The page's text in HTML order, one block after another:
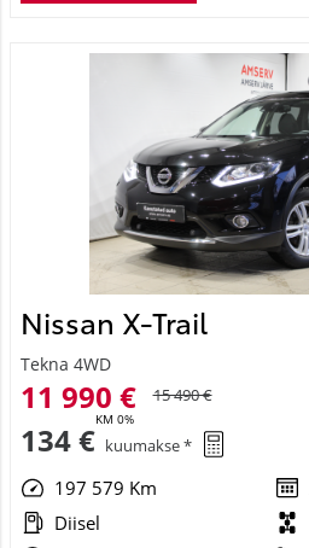
Nissan X-Trail
Tekna 4WD
11 990 €
KM 0%
15 490 €
134 € kuumakse *
197 579 Km
Diisel